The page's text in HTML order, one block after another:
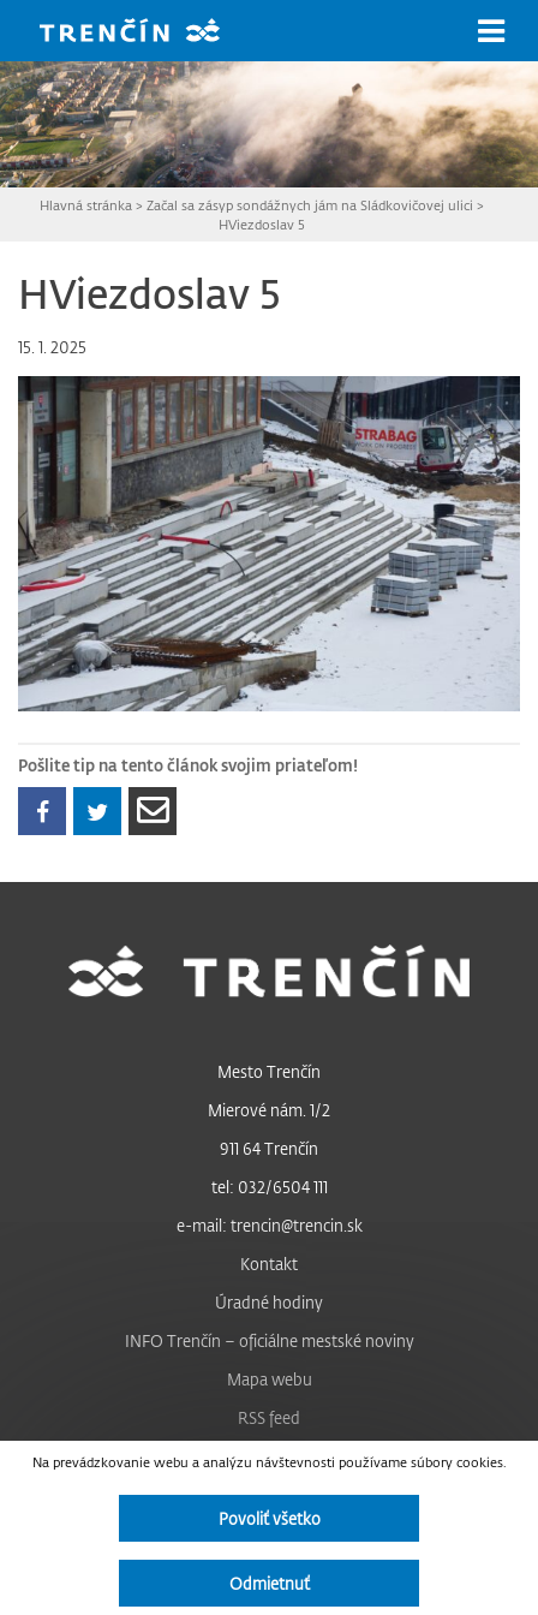
Hlavná stránka >Začal sa zásyp sondážnych jám na Sládkovičovej ulici >
HViezdoslav 5
HViezdoslav 5
15. 1. 2025
Pošlite tip na tento článok svojim priateľom!
Na prevádzkovanie webu a analýzu návštevnosti používame súbory cookies.
Povoliť všetko
Odmietnuť
Mesto Trenčín
Mierové nám. 1/2
911 64 Trenčín
tel: 032/6504 111
e-mail: trencin@trencin.sk
Kontakt
Úradné hodiny
INFO Trenčín – oficiálne mestské noviny
Mapa webu
RSS feed
Nastavenie cookies
Facebook
Instagram
Vyhlásenie o prístupnosti